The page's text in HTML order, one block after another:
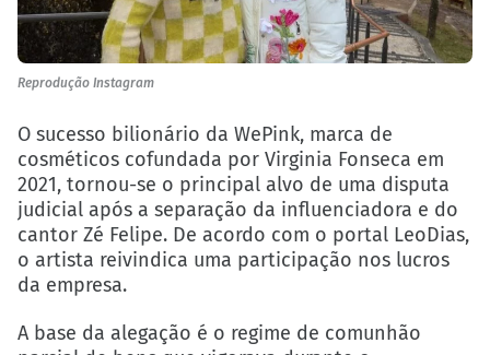
Reprodução Instagram
O sucesso bilionário da WePink, marca de
cosméticos cofundada por Virginia Fonseca em
2021, tornou-se o principal alvo de uma disputa
judicial após a separação da influenciadora e do
cantor Zé Felipe. De acordo com o portal LeoDias,
o artista reivindica uma participação nos lucros
da empresa.
A base da alegação é o regime de comunhão